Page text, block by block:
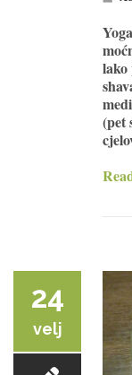
(pet
24
velj